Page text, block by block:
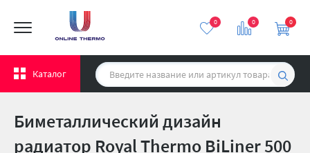
0 0
Каталог
0
Биметаллический дизайн
радиатор Royal Thermo BiLiner 500